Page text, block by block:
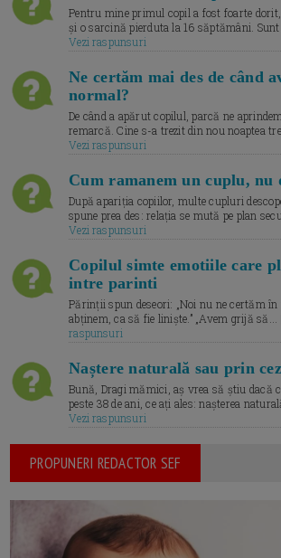
Pentru mine primul copil a fost foarte
și o sarcină pierduta la 16 săptămâni.
Vezi raspunsuri
Ne certăm mai des de când
normal?
De când a apărut copilul, parcă ne
remarcă. Cine s-a trezit din nou noaptea
Vezi raspunsuri
Cum ramanem un cuplu,
După apariția copiilor, multe cupluri
spune prea des: relația se mută pe plan
Vezi raspunsuri
Copilul simte emotiile care
intre parinti
Părinții spun deseori: „Noi nu ne certăm în
abținem, ca să fie liniște.” „Avem grijă să... |
raspunsuri
Naștere naturală sau prin
Bună, Dragi mămici, aș vrea să știu dacă
peste 38 de ani, ce ați ales: nașterea
Vezi raspunsuri
PROPUNERI REDACTOR SEF